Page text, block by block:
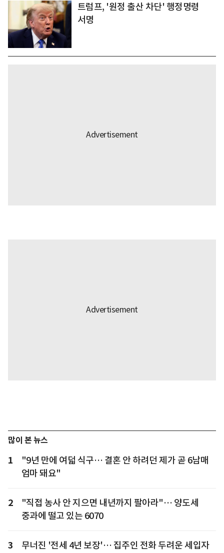
트럼프, '원정 출산 차단' 행정명령
서명
많이 본 뉴스
1
"9년 만에 여덟 식구… 결혼 안 하려던 제가 곧 6남매
엄마 돼요"
2
"직접 농사 안 지으면 내년까지 팔아라"… 양도세
중과에 떨고 있는 6070
3 무너진 '전세 4년 보장'… 집주인 전화 두려운 세입자